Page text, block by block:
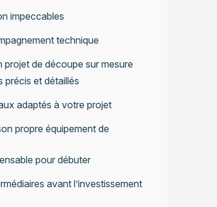
impeccables
technique
projet de découpe sur mesure
précis et détaillés
adaptés à votre projet
propre équipement de
pour débuter
avant l’investissement